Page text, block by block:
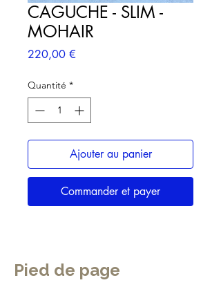
CAGUCHE - SLIM -
MOHAIR
220,00 €
Quantité *
Ajouter au panier
Commander et payer
Pied de page